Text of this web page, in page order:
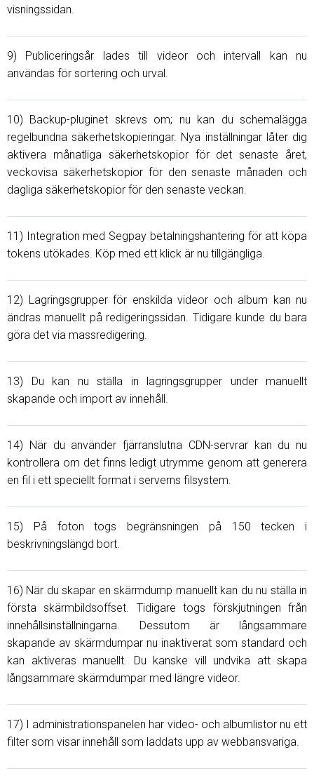
visningssidan.
9) Publiceringsår lades till videor och intervall kan nu
användas för sortering och urval.
10) Backup-pluginet skrevs om; nu kan du schemalägga
regelbundna säkerhetskopieringar. Nya inställningar låter dig
aktivera månatliga säkerhetskopior för det senaste året,
veckovisa säkerhetskopior för den senaste månaden och
dagliga säkerhetskopior för den senaste veckan.
11) Integration med Segpay betalningshantering för att köpa
tokens utökades. Köp med ett klick är nu tillgängliga.
12) Lagringsgrupper för enskilda videor och album kan nu
ändras manuellt på redigeringssidan. Tidigare kunde du bara
göra det via massredigering.
13) Du kan nu ställa in lagringsgrupper under manuellt
skapande och import av innehåll.
14) När du använder fjärranslutna CDN-servrar kan du nu
kontrollera om det finns ledigt utrymme genom att generera
en fil i ett speciellt format i serverns filsystem.
15) På foton togs begränsningen på 150 tecken i
beskrivningslängd bort.
16) När du skapar en skärmdump manuellt kan du nu ställa in
första skärmbildsoffset. Tidigare togs förskjutningen från
innehållsinställningarna. Dessutom är långsammare
skapande av skärmdumpar nu inaktiverat som standard och
kan aktiveras manuellt. Du kanske vill undvika att skapa
långsammare skärmdumpar med längre videor.
17) I administrationspanelen har video- och albumlistor nu ett
filter som visar innehåll som laddats upp av webbansvariga.